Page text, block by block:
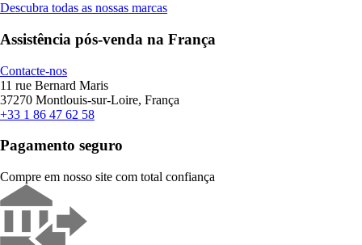
Descubra todas as nossas marcas
Assistência pós-venda na França
Contacte-nos
11 rue Bernard Maris
37270 Montlouis-sur-Loire, França
+33 1 86 47 62 58
Pagamento seguro
Compre em nosso site com total confiança